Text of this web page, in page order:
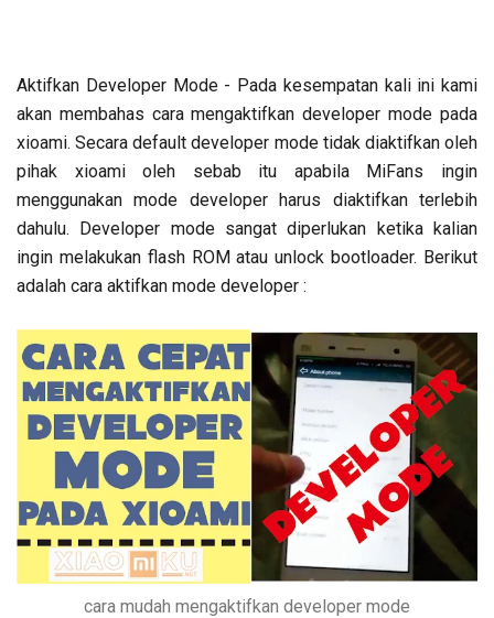
Aktifkan Developer Mode - Pada kesempatan kali ini kami
akan membahas cara mengaktifkan developer mode pada
xioami. Secara default developer mode tidak diaktifkan oleh
pihak xioami oleh sebab itu apabila MiFans ingin
menggunakan mode developer harus diaktifkan terlebih
dahulu. Developer mode sangat diperlukan ketika kalian
ingin melakukan flash ROM atau unlock bootloader. Berikut
adalah cara aktifkan mode developer :
cara mudah mengaktifkan developer mode